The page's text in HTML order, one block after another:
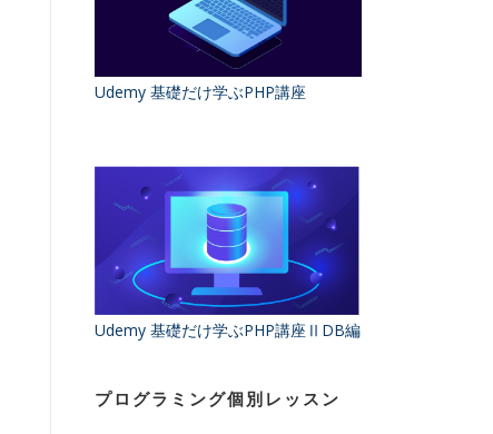
Udemy 基礎だけ学ぶPHP講座
Udemy 基礎だけ学ぶPHP講座ⅡDB編
プログラミング個別レッスン